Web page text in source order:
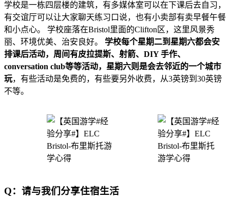
学校是一栋四层楼的建筑，有多媒体室可以在下课后去自习，
有交谊厅可以让大家聊天练习口说，也有小卖部有卖早餐午餐
和小点心。 学校座落在Bristol里面的Clifton区，这里风景秀
丽、环境优美、治安良好。 学校每个星期二到星期六都会安
排课后活动，周间有皮拉提斯、射箭、DIY 手作、
conversation club等等活动，星期六则是会去邻近的一个城市
玩，有些活动是免费的，有些要另外收费，从3英镑到30英镑
不等。
Q：请与我们分享住宿生活